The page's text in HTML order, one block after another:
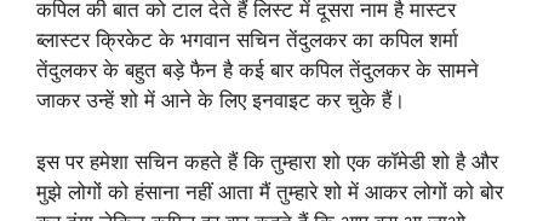
कपिल की बात को टाल देते हैं लिस्ट में दूसरा नाम है मास्टर
ब्लास्टर क्रिकेट के भगवान सचिन तेंदुलकर का कपिल शर्मा
तेंदुलकर के बहुत बड़े फैन है कई बार कपिल तेंदुलकर के सामने
जाकर उन्हें शो में आने के लिए इनवाइट कर चुके हैं।
इस पर हमेशा सचिन कहते हैं कि तुम्हारा शो एक कॉमेडी शो है और
मुझे लोगों को हंसाना नहीं आता मैं तुम्हारे शो में आकर लोगों को बोर